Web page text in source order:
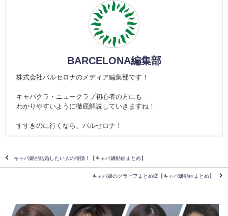
BARCELONA編集部
株式会社バルセロナのメディア編集部です！
キャバクラ・ニュークラブ初心者の方にも
わかりやすいように徹底解説していきますね！
すすきのに行くなら、バルセロナ！
キャバ嬢が結婚したい人の特徴！【キャバ嬢動画まとめ】
キャバ嬢のグラビアまとめ②【キャバ嬢動画まとめ】